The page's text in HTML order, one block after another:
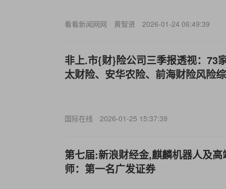
看看新闻网网 黄智贤 2026-01-24 06:49:39
非上.市{财}险公司三季报透视：73
太财险、安华农险、前海财险风险
国际在线 2026-01-25 15:37:39
第七届:新浪财经金,麒麟机器人及
师：第一名广发证券